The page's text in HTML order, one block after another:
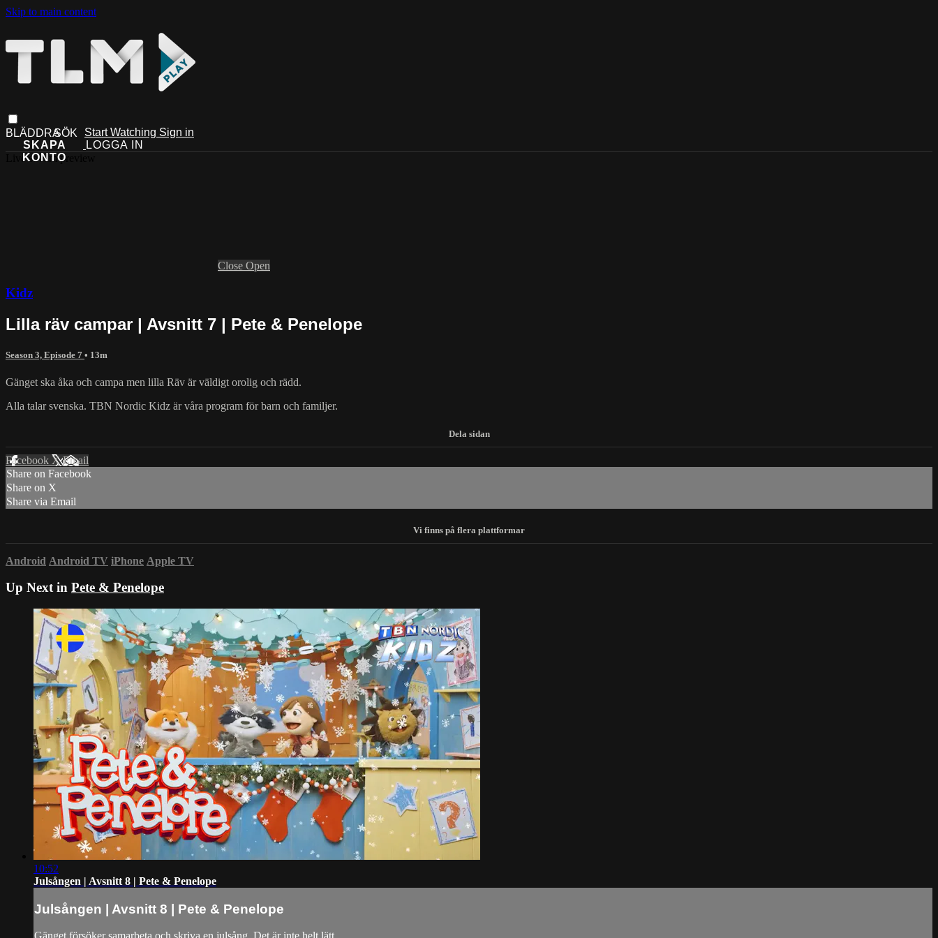
Skip to main content
Start Watching Sign in
Live stream preview
Close Open
Kidz
Lilla räv campar | Avsnitt 7 | Pete & Penelope
Season 3, Episode 7 • 13m
Gänget ska åka och campa men lilla Räv är väldigt orolig och rädd.
Alla talar svenska. TBN Nordic Kidz är våra program för barn och familjer.
Facebook XEmail
Share on Facebook
Share on X
Share via Email
Android Android TV iPhone Apple TV
Up Next in Pete & Penelope
10:52
Julsången | Avsnitt 8 | Pete & Penelope
Julsången | Avsnitt 8 | Pete & Penelope